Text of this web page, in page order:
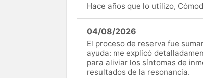
Hace años que lo utilizo,
04/08/2026
El proceso de reserva fue
ayuda: me explicó
para aliviar los síntomas de
resultados de la resonancia.